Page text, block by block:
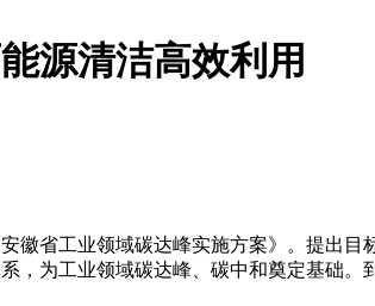
源清洁高效利用
省工业领域碳达峰实施方案》。提出目
为工业领域碳达峰、碳中和奠定基础。